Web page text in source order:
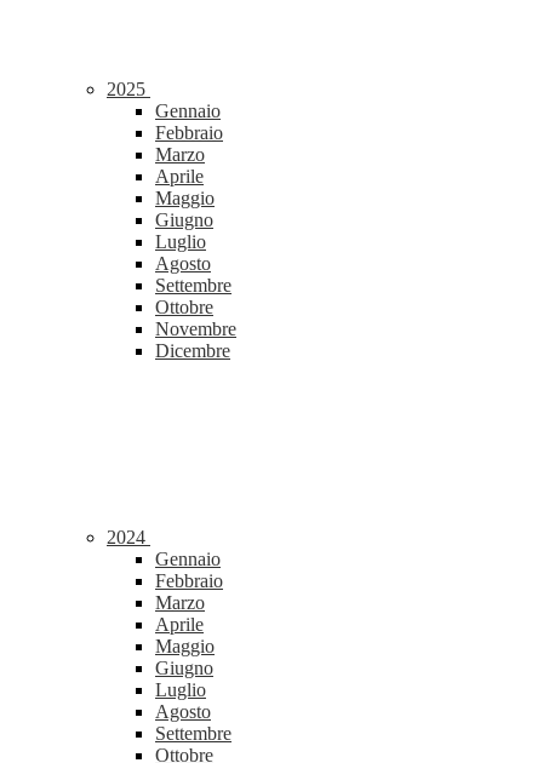
2025
Gennaio
Febbraio
Marzo
Aprile
Maggio
Giugno
Luglio
Agosto
Settembre
Ottobre
Novembre
Dicembre
2024
Gennaio
Febbraio
Marzo
Aprile
Maggio
Giugno
Luglio
Agosto
Settembre
Ottobre